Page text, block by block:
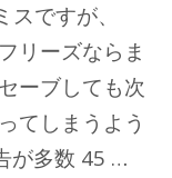
ですが、
リーズならま
ーブしても次
てしまうよう
が多数 45 …